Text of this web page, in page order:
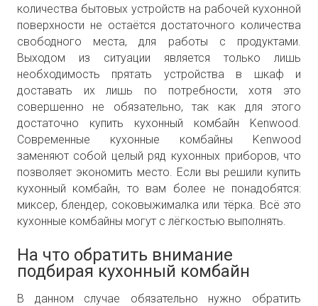
количества бытовых устройств на рабочей кухонной
поверхности не остаётся достаточного количества
свободного места, для работы с продуктами.
Выходом из ситуации является только лишь
необходимость прятать устройства в шкаф и
доставать их лишь по потребности, хотя это
совершенно не обязательно, так как для этого
достаточно купить кухонный комбайн Kenwood.
Современные кухонные комбайны Kenwood
заменяют собой целый ряд кухонных приборов, что
позволяет экономить место. Если вы решили купить
кухонный комбайн, то вам более не понадобятся:
миксер, блендер, соковыжималка или тёрка. Всё это
кухонные комбайны могут с лёгкостью выполнять.
На что обратить внимание
подбирая кухонный комбайн
В данном случае обязательно нужно обратить